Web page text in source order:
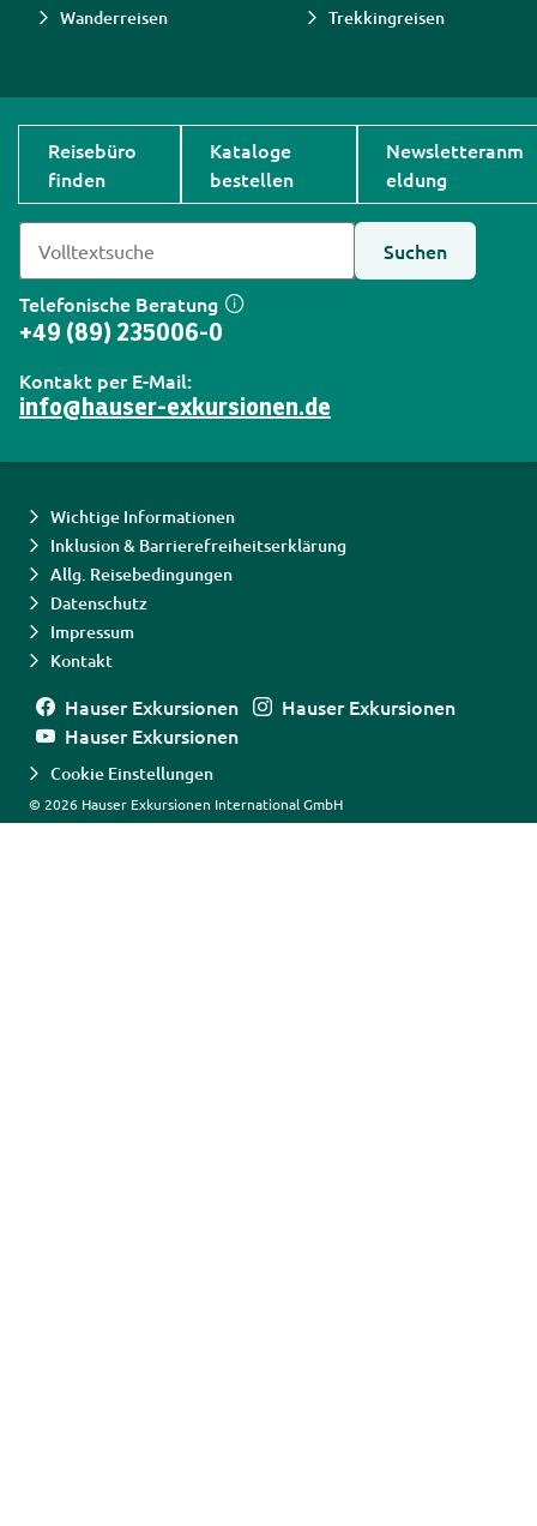
Wanderreisen Trekkingreisen
Reisebüro
finden
Kataloge
bestellen
Newsletteranm
eldung
Suchen
Telefonische Beratung
+49 (89) 235006-0
Kontakt per E-Mail:
info@hauser-exkursionen.de
Wichtige Informationen
Inklusion & Barrierefreiheitserklärung
Allg. Reisebedingungen
Datenschutz
Impressum
Kontakt
Hauser Exkursionen
Hauser Exkursionen
Hauser Exkursionen
© 2026 Hauser Exkursionen International GmbH
Cookie Einstellungen